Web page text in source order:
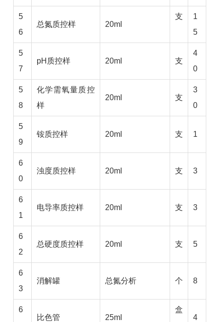
5
6
总氮质控样 20ml
支
1
5
5
7
pH质控样 20ml 支
4
0
5
8
化学需氧量质控
样
20ml 支
3
0
5
9
铵质控样 20ml 支 1
6
0
浊度质控样 20ml 支 3
6
1
电导率质控样 20ml 支 3
6
2
总硬度质控样 20ml 支 5
6
3
消解罐 总氮分析 个 8
6
比色管 25ml
盒
4